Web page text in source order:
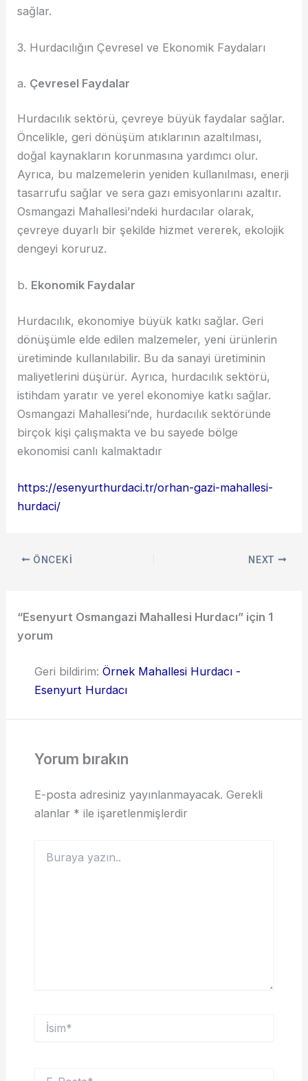
sağlar.
3. Hurdacılığın Çevresel ve Ekonomik Faydaları
a. Çevresel Faydalar
Hurdacılık sektörü, çevreye büyük faydalar sağlar.
Öncelikle, geri dönüşüm atıklarının azaltılması,
doğal kaynakların korunmasına yardımcı olur.
Ayrıca, bu malzemelerin yeniden kullanılması, enerji
tasarrufu sağlar ve sera gazı emisyonlarını azaltır.
Osmangazi Mahallesi’ndeki hurdacılar olarak,
çevreye duyarlı bir şekilde hizmet vererek, ekolojik
dengeyi koruruz.
b. Ekonomik Faydalar
Hurdacılık, ekonomiye büyük katkı sağlar. Geri
dönüşümle elde edilen malzemeler, yeni ürünlerin
üretiminde kullanılabilir. Bu da sanayi üretiminin
maliyetlerini düşürür. Ayrıca, hurdacılık sektörü,
istihdam yaratır ve yerel ekonomiye katkı sağlar.
Osmangazi Mahallesi’nde, hurdacılık sektöründe
birçok kişi çalışmakta ve bu sayede bölge
ekonomisi canlı kalmaktadır
https://esenyurthurdaci.tr/orhan-gazi-mahallesi-
hurdaci/
ÖNCEKI NEXT
“Esenyurt Osmangazi Mahallesi Hurdacı” için 1
yorum
Geri bildirim: Örnek Mahallesi Hurdacı -
Esenyurt Hurdacı
Yorum bırakın
E-posta adresiniz yayınlanmayacak. Gerekli
alanlar * ile işaretlenmişlerdir
yazın..
İsim*